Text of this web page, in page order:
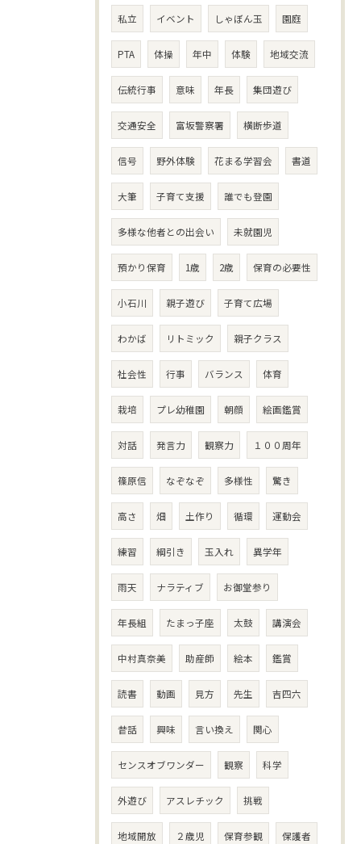
私立 イベント しゃぼん玉 園庭
PTA 体操 年中 体験 地域交流
伝統行事 意味 年長 集団遊び
交通安全 富坂警察署 横断歩道
信号 野外体験 花まる学習会 書道
大筆 子育て支援 誰でも登園
多様な他者との出会い 未就園児
預かり保育 1歳 2歳 保育の必要性
小石川 親子遊び 子育て広場
わかば リトミック 親子クラス
社会性 行事 バランス 体育
栽培 プレ幼稚園 朝顔 絵画鑑賞
対話 発言力 観察力 １００周年
篠原信 なぞなぞ 多様性 驚き
高さ 畑 土作り 循環 運動会
練習 綱引き 玉入れ 異学年
雨天 ナラティブ お御堂参り
年長組 たまっ子座 太鼓 講演会
中村真奈美 助産師 絵本 鑑賞
読書 動画 見方 先生 吉四六
昔話 興味 言い換え 関心
センスオブワンダー 観察 科学
外遊び アスレチック 挑戦
地域開放 ２歳児 保育参観 保護者